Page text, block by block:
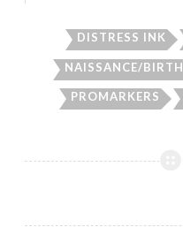
DISTRESS INK
NAISSANCE/BIRTH
PROMARKERS